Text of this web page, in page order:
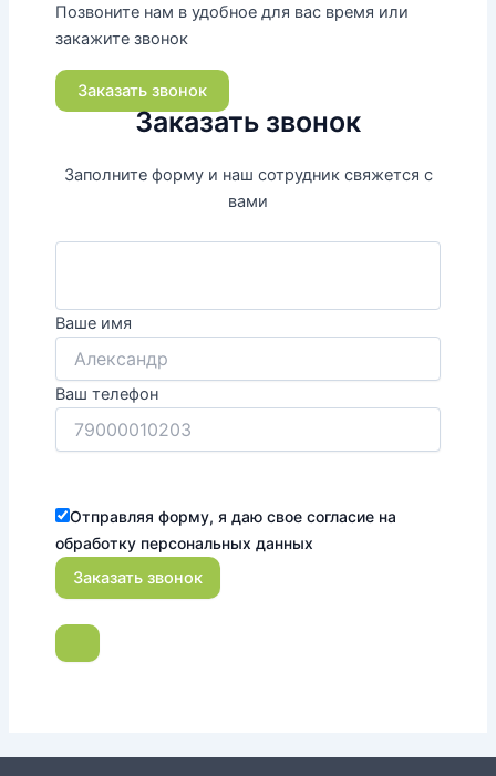
Позвоните нам в удобное для вас время или
закажите звонок
Заказать звонок
Заказать звонок
Заполните форму и наш сотрудник свяжется с
вами
Ваше имя
Ваш телефон
Отправляя форму, я даю свое согласие на
обработку персональных данных